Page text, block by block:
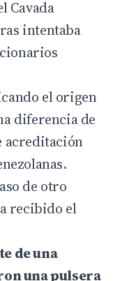
Cavada
intentaba
el origen
diferencia de
acreditación
de otro
recibido el
de una
una pulsera